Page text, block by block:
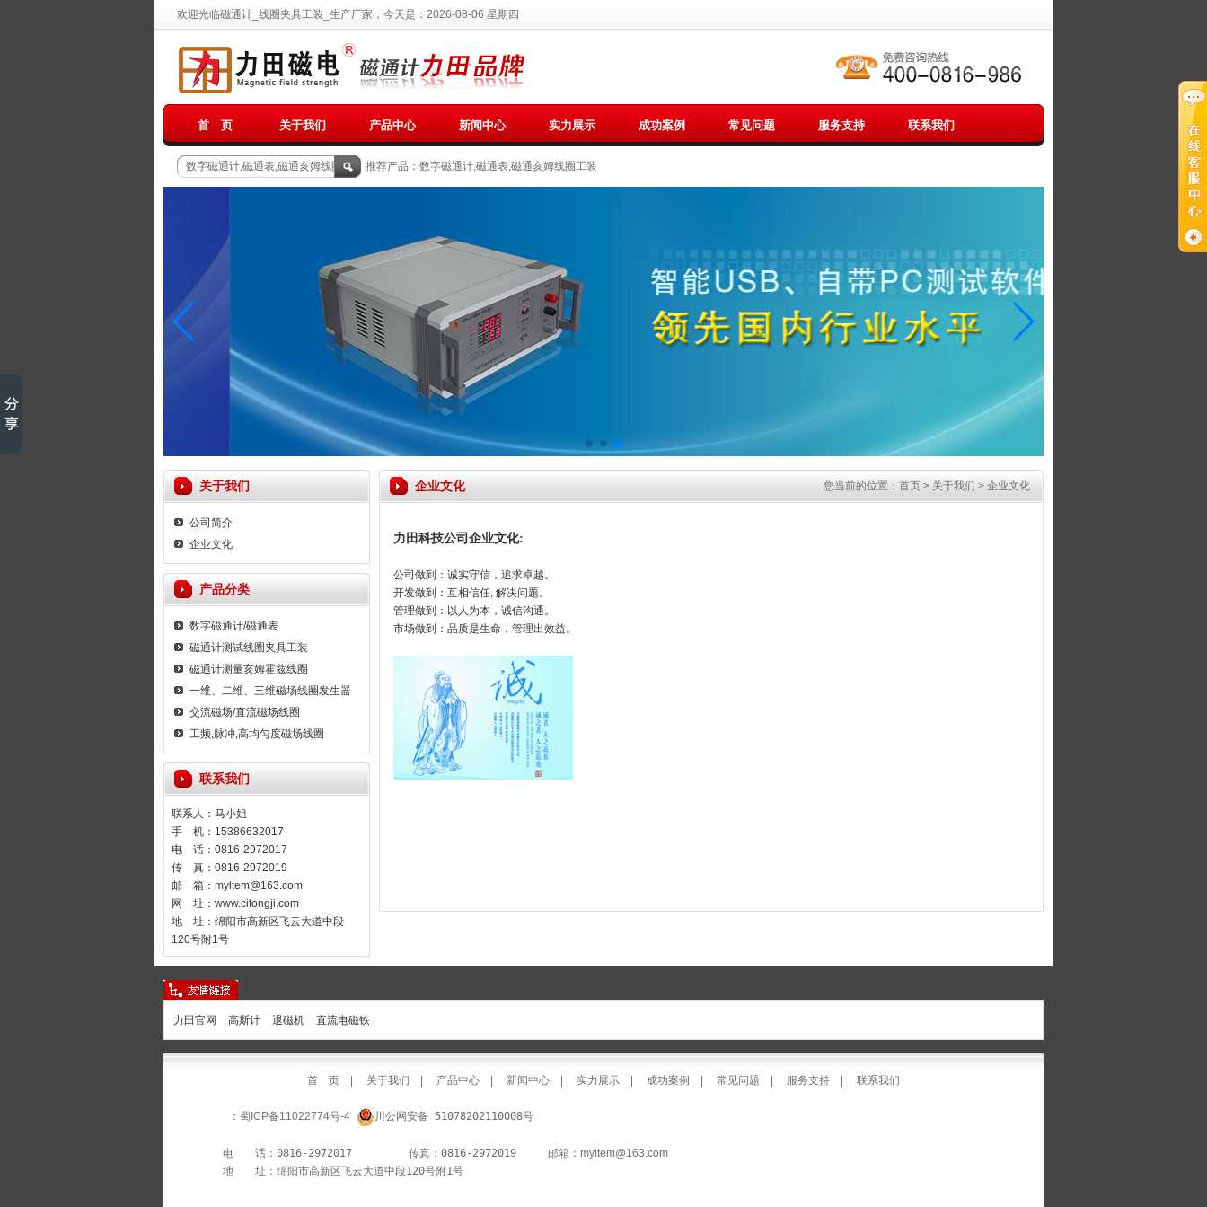
欢迎光临磁通计_线圈夹具工装_生产厂家，今天是： 2026-08-06 星期四
首 页 关于我们 产品中心 新闻中心 实力展示 成功案例 常见问题 服务支持 联系我们
推荐产品： 数字磁通计,磁通表,磁通亥姆线圈工装
关于我们
公司简介
企业文化
产品分类
数字磁通计/磁通表
磁通计测试线圈夹具工装
磁通计测量亥姆霍兹线圈
一维、二维、三维磁场线圈发生器
交流磁场/直流磁场线圈
工频,脉冲,高均匀度磁场线圈
联系我们
联系人：马小姐
手 机：15386632017
电 话：0816-2972017
传 真：0816-2972019
邮 箱： myltem@163.com
网 址： www.citongji.com
地 址：绵阳市高新区飞云大道中段
120号附1号
您当前的位置： 首页 > 关于我们 > 企业文化
企业文化
力田科技公司企业文化:
公司做到：诚实守信，追求卓越。
开发做到：互相信任, 解决问题。
管理做到：以人为本， 诚信沟通。
市场做到：品质是生命，管理出效益。
力田官网 高斯计 退磁机 直流电磁铁
首 页 关于我们 产品中心 新闻中心 实力展示 成功案例 常见问题 服务支持 联系我们
：蜀ICP备11022774号-4 川公网安备 51078202110008号
        电　　话：0816-2972017         传真：0816-2972019     邮箱：
myltem@163.com
        地　　址：绵阳市高新区飞云大道中段120号附1号